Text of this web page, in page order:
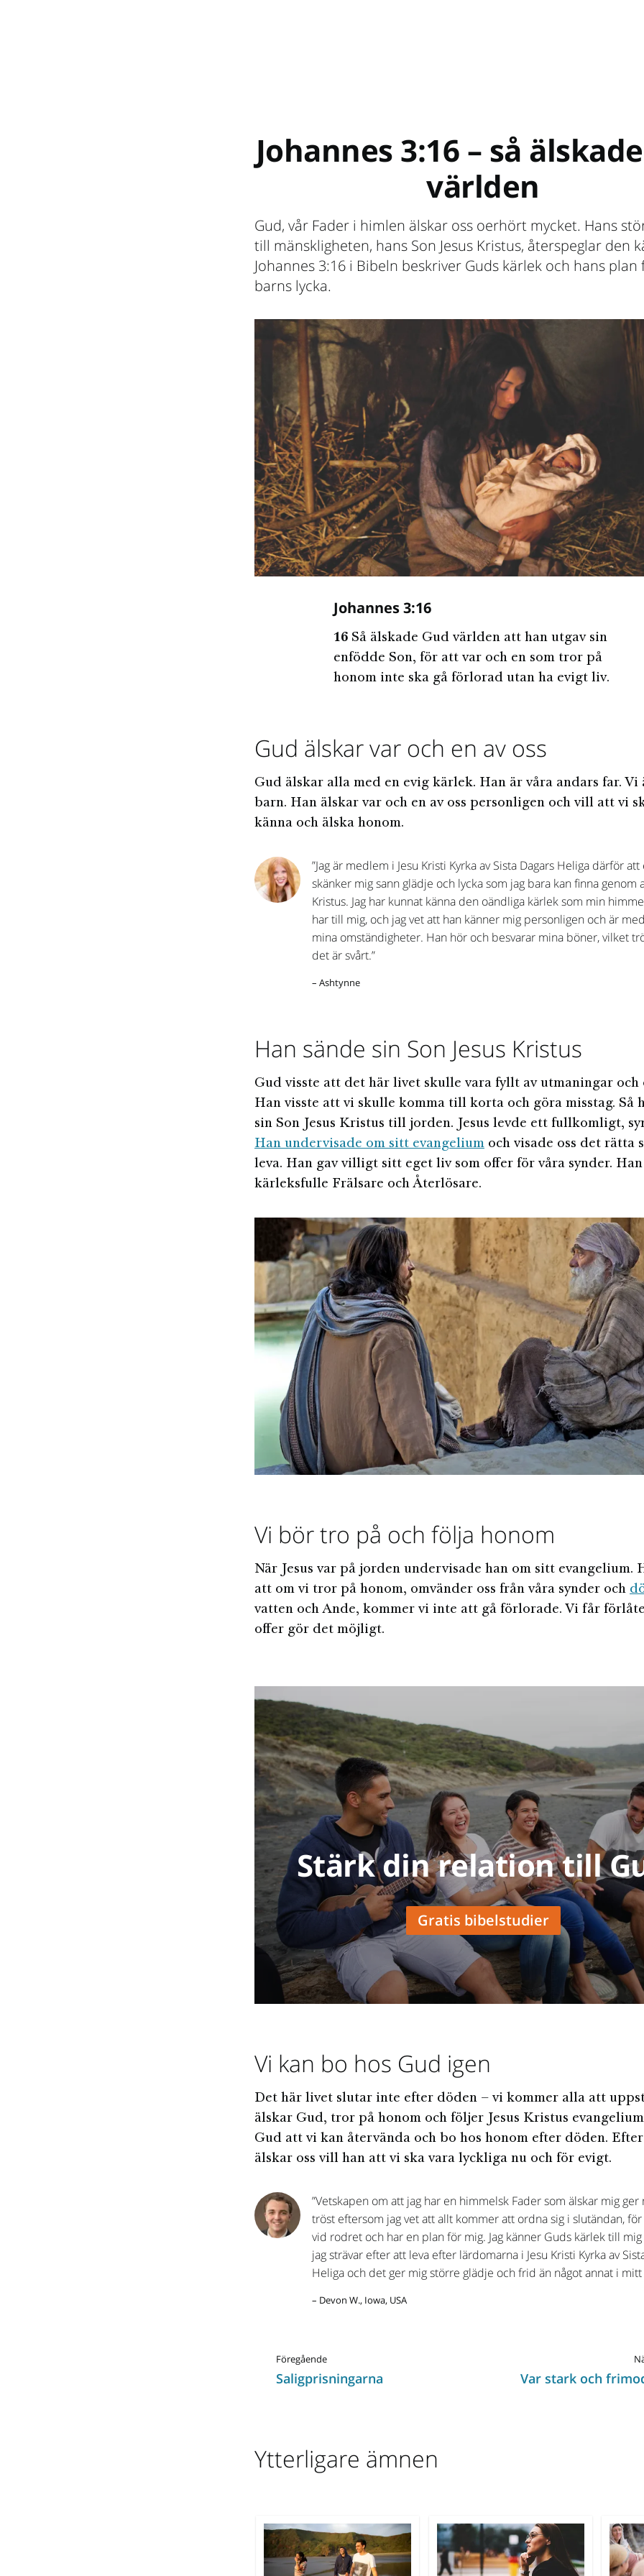
Johannes 3:16 – så
världen
Gud, vår Fader i himlen älskar oss oerhört mycket. Hans
till mänskligheten, hans Son Jesus Kristus, återspeglar den
Johannes 3:16 i Bibeln beskriver Guds kärlek och hans plan
barns lycka.
Johannes 3:16
16 Så älskade Gud världen att han utgav sin
enfödde Son, för att var och en som tror på
honom inte ska gå förlorad utan ha evigt liv.
Gud älskar var och en av oss
Gud älskar alla med en evig kärlek. Han är våra andars far. Vi
barn. Han älskar var och en av oss personligen och vill att vi
känna och älska honom.
”Jag är medlem i Jesu Kristi Kyrka av Sista Dagars Heliga därför
skänker mig sann glädje och lycka som jag bara kan finna genom
Kristus. Jag har kunnat känna den oändliga kärlek som min
har till mig, och jag vet att han känner mig personligen och är
mina omständigheter. Han hör och besvarar mina böner, vilket
det är svårt.”
– Ashtynne
Han sände sin Son Jesus Kristus
Gud visste att det här livet skulle vara fyllt av utmaningar och
Han visste att vi skulle komma till korta och göra misstag. Så
sin Son Jesus Kristus till jorden. Jesus levde ett fullkomligt,
Han undervisade om sitt evangelium och visade oss det rätta
leva. Han gav villigt sitt eget liv som offer för våra synder.
kärleksfulle Frälsare och Återlösare.
Vi bör tro på och följa honom
När Jesus var på jorden undervisade han om sitt evangelium.
att om vi tror på honom, omvänder oss från våra synder och
vatten och Ande, kommer vi inte att gå förlorade. Vi får
offer gör det möjligt.
Stärk din relation till
Gratis bibelstudier
Vi kan bo hos Gud igen
Det här livet slutar inte efter döden – vi kommer alla att
älskar Gud, tror på honom och följer Jesus Kristus
Gud att vi kan återvända och bo hos honom efter döden.
älskar oss vill han att vi ska vara lyckliga nu och för evigt.
”Vetskapen om att jag har en himmelsk Fader som älskar mig ger
tröst eftersom jag vet att allt kommer att ordna sig i slutändan,
vid rodret och har en plan för mig. Jag känner Guds kärlek till
jag strävar efter att leva efter lärdomarna i Jesu Kristi Kyrka av
Heliga och det ger mig större glädje och frid än något annat i mitt
– Devon W., Iowa, USA
Föregående
Saligprisningarna Var stark och
Ytterligare ämnen